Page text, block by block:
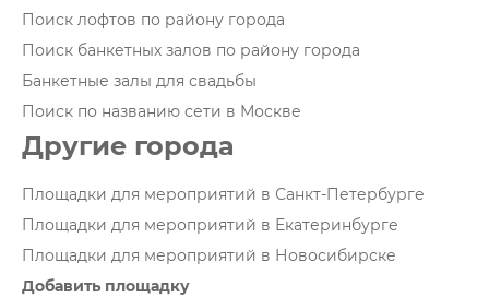
Поиск лофтов по району города
Поиск банкетных залов по району города
Банкетные залы для свадьбы
Поиск по названию сети в Москве
Другие города
Площадки для мероприятий в Санкт-Петербурге
Площадки для мероприятий в Екатеринбурге
Площадки для мероприятий в Новосибирске
Добавить площадку